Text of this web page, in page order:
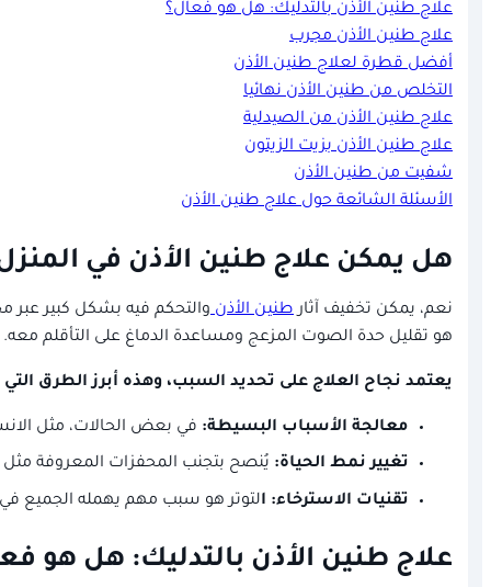
علاج طنين الأذن بالتدليك: هل هو فعال؟
علاج طنين الأذن مجرب
أفضل قطرة لعلاج طنين الأذن
التخلص من طنين الأذن نهائيا
علاج طنين الأذن من الصيدلية
علاج طنين الأذن بزيت الزيتون
شفيت من طنين الأذن
الأسئلة الشائعة حول علاج طنين الأذن
هل يمكن علاج طنين الأذن في
نعم، يمكن تخفيف آثارطنين الأذنوالتحكم فيه بشكل كبير عبر
هو تقليل حدة الصوت المزعج ومساعدة الدماغ على التأقلم معه.
يعتمد نجاح العلاج على تحديد السبب، وهذه أبرز الطرق
معالجة الأسباب البسيطة: في بعض الحالات، مثل
تغيير نمط الحياة: يُنصح بتجنب المحفزات المعروفة مثل
تقنيات الاسترخاء: التوتر هو سبب مهم يهمله الجميع في
علاج طنين الأذن بالتدليك: هل هو